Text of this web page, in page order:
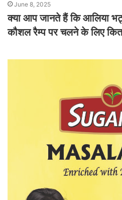
June 8, 2025
क्या आप जानते हैं कि आलिया
कौशल रैम्प पर चलने के लिए